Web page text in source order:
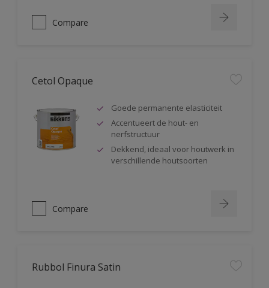
Compare
Cetol Opaque
Goede permanente elasticiteit
Accentueert de hout- en
nerfstructuur
Dekkend, ideaal voor houtwerk in
verschillende houtsoorten
Compare
Rubbol Finura Satin